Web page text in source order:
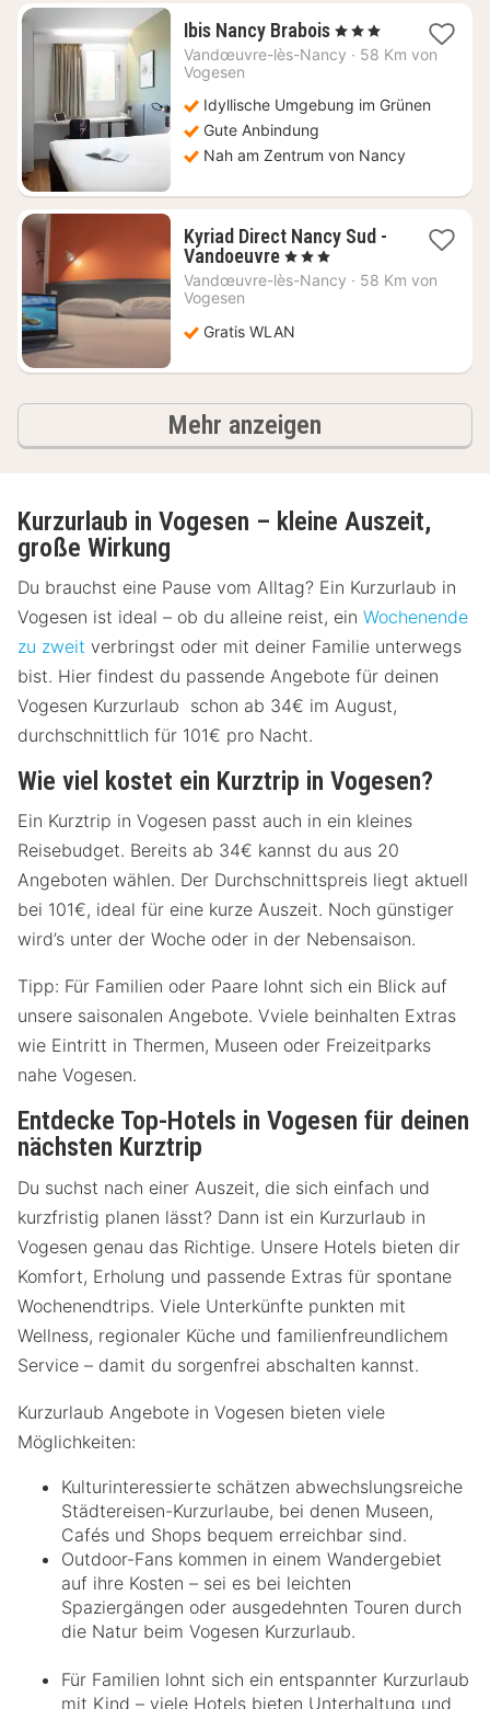
Ibis Nancy Brabois1
Nacht
ab
€
, 3 Sterne
Vandœuvre-lès-Nancy · 58 Km von
Vogesen
Idyllische Umgebung im Grünen
Gute Anbindung
Nah am Zentrum von Nancy
Kyriad Direct Nancy Sud -
Vandoeuvre1
Nacht
€
, 3 Sterne
Vandœuvre-lès-Nancy · 58 Km von
Vogesen
Gratis WLAN
Mehr anzeigen
Kurzurlaub in Vogesen – kleine Auszeit,
große Wirkung
Du brauchst eine Pause vom Alltag? Ein Kurzurlaub in
Vogesen ist ideal – ob du alleine reist, ein Wochenende
zu zweit verbringst oder mit deiner Familie unterwegs
bist. Hier findest du passende Angebote für deinen
Vogesen Kurzurlaub schon ab 34€ im August,
durchschnittlich für 101€ pro Nacht.
Wie viel kostet ein Kurztrip in Vogesen?
Ein Kurztrip in Vogesen passt auch in ein kleines
Reisebudget. Bereits ab 34€ kannst du aus 20
Angeboten wählen. Der Durchschnittspreis liegt aktuell
bei 101€, ideal für eine kurze Auszeit. Noch günstiger
wird’s unter der Woche oder in der Nebensaison.
Tipp: Für Familien oder Paare lohnt sich ein Blick auf
unsere saisonalen Angebote. Vviele beinhalten Extras
wie Eintritt in Thermen, Museen oder Freizeitparks
nahe Vogesen.
Entdecke Top-Hotels in Vogesen für deinen
nächsten Kurztrip
Du suchst nach einer Auszeit, die sich einfach und
kurzfristig planen lässt? Dann ist ein Kurzurlaub in
Vogesen genau das Richtige. Unsere Hotels bieten dir
Komfort, Erholung und passende Extras für spontane
Wochenendtrips. Viele Unterkünfte punkten mit
Wellness, regionaler Küche und familienfreundlichem
Service – damit du sorgenfrei abschalten kannst.
Kurzurlaub Angebote in Vogesen bieten viele
Möglichkeiten:
Kulturinteressierte schätzen abwechslungsreiche
Städtereisen-Kurzurlaube, bei denen Museen,
Cafés und Shops bequem erreichbar sind.
Outdoor-Fans kommen in einem Wandergebiet
auf ihre Kosten – sei es bei leichten
Spaziergängen oder ausgedehnten Touren durch
die Natur beim Vogesen Kurzurlaub.
Für Familien lohnt sich ein entspannter Kurzurlaub
mit Kind – viele Hotels bieten Unterhaltung und